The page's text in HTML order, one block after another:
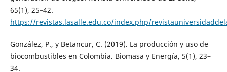
65(1), 25–42.
https://revistas.lasalle.edu.co/index.php/
González, P., y Betancur, C. (2019). La producción y uso de
biocombustibles en Colombia. Biomasa y Energía, 5(1), 23–
34.